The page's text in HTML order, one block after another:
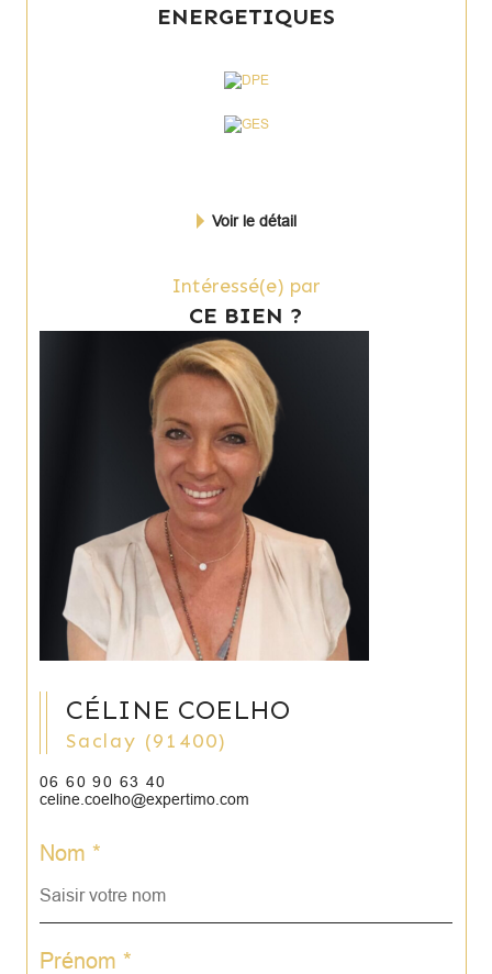
ENERGETIQUES
Voir le détail
Intéressé(e) par
CE BIEN ?
CÉLINE COELHO
Saclay (91400)
06 60 90 63 40
celine.coelho@expertimo.com
Nom *
Prénom *